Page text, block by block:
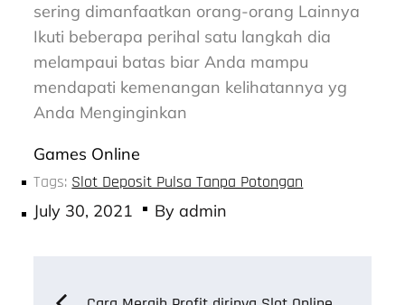
sering dimanfaatkan orang-orang Lainnya
Ikuti beberapa perihal satu langkah dia
melampaui batas biar Anda mampu
mendapati kemenangan kelihatannya yg
Anda Menginginkan
Games Online
Tags: Slot Deposit Pulsa Tanpa Potongan
Posted
July 30, 2021 Byadmin